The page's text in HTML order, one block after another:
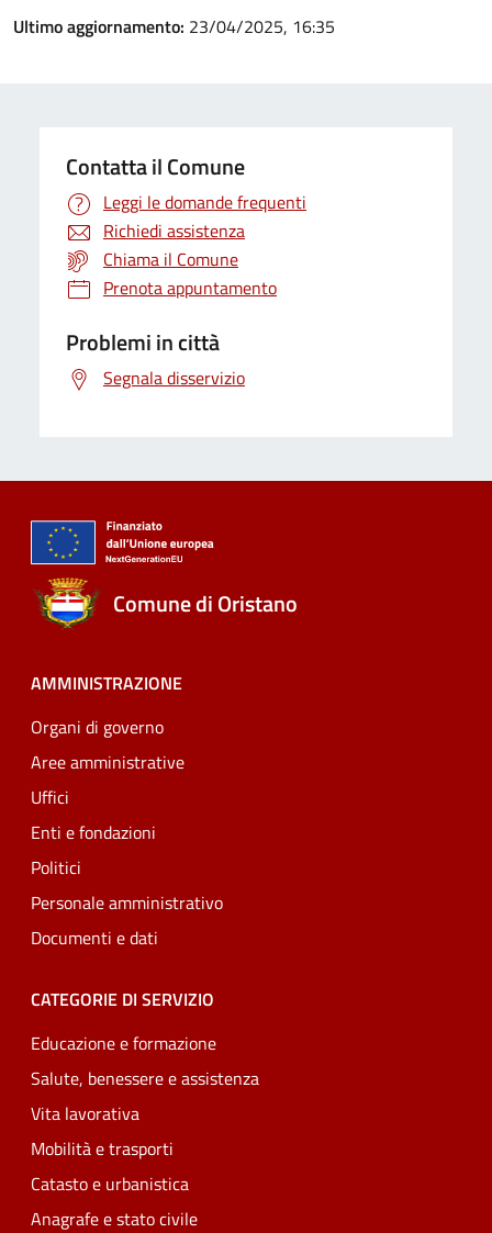
Ultimo aggiornamento: 23/04/2025, 16:35
Contatta il Comune
Leggi le domande frequenti
Richiedi assistenza
Chiama il Comune
Prenota appuntamento
Problemi in città
Segnala disservizio
Comune di Oristano
AMMINISTRAZIONE
Organi di governo
Aree amministrative
Uffici
Enti e fondazioni
Politici
Personale amministrativo
Documenti e dati
CATEGORIE DI SERVIZIO
Educazione e formazione
Salute, benessere e assistenza
Vita lavorativa
Mobilità e trasporti
Catasto e urbanistica
Anagrafe e stato civile